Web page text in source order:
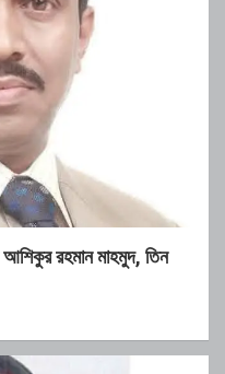
আশিকুর রহমান মাহমুদ, তিন